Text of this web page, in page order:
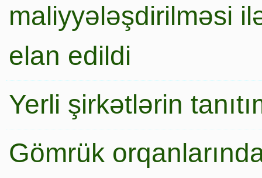
maliyyələşdirilməsi
elan edildi
Yerli şirkətlərin
Gömrük